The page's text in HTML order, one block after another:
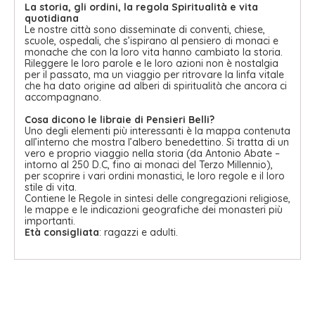
La storia, gli ordini, la regola Spiritualità e vita
quotidiana
Le nostre città sono disseminate di conventi, chiese,
scuole, ospedali, che s’ispirano al pensiero di monaci e
monache che con la loro vita hanno cambiato la storia.
Rileggere le loro parole e le loro azioni non è nostalgia
per il passato, ma un viaggio per ritrovare la linfa vitale
che ha dato origine ad alberi di spiritualità che ancora ci
accompagnano.
Cosa dicono le libraie di Pensieri Belli?
Uno degli elementi più interessanti è la mappa contenuta
all’interno che mostra l’albero benedettino. Si tratta di un
vero e proprio viaggio nella storia (da Antonio Abate –
intorno al 250 D.C, fino ai monaci del Terzo Millennio),
per scoprire i vari ordini monastici, le loro regole e il loro
stile di vita.
Contiene le Regole in sintesi delle congregazioni religiose,
le mappe e le indicazioni geografiche dei monasteri più
importanti.
Età consigliata: ragazzi e adulti.